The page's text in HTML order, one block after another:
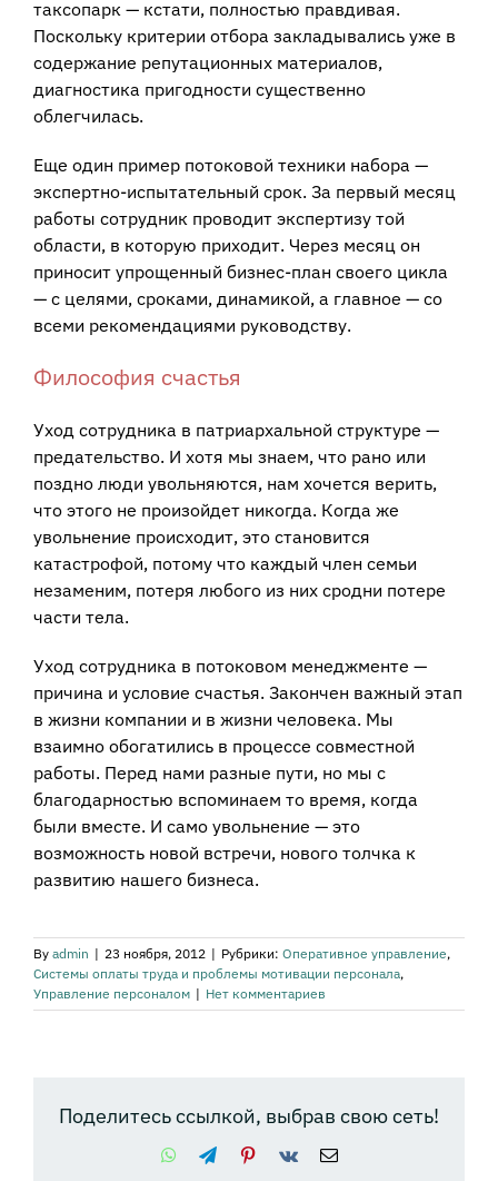
таксопарк — кстати, полностью правдивая.
Поскольку критерии отбора закладывались уже в
содержание репутационных материалов,
диагностика пригодности существенно
облегчилась.
Еще один пример потоковой техники набора —
экспертно-испытательный срок. За первый месяц
работы сотрудник проводит экспертизу той
области, в которую приходит. Через месяц он
приносит упрощенный бизнес-план своего цикла
— с целями, сроками, динамикой, а главное — со
всеми рекомендациями руководству.
Философия счастья
Уход сотрудника в патриархальной структуре —
предательство. И хотя мы знаем, что рано или
поздно люди увольняются, нам хочется верить,
что этого не произойдет никогда. Когда же
увольнение происходит, это становится
катастрофой, потому что каждый член семьи
незаменим, потеря любого из них сродни потере
части тела.
Уход сотрудника в потоковом менеджменте —
причина и условие счастья. Закончен важный этап
в жизни компании и в жизни человека. Мы
взаимно обогатились в процессе совместной
работы. Перед нами разные пути, но мы с
благодарностью вспоминаем то время, когда
были вместе. И само увольнение — это
возможность новой встречи, нового толчка к
развитию нашего бизнеса.
By admin | 23 ноября, 2012 | Рубрики: Оперативное управление,
Системы оплаты труда и проблемы мотивации персонала,
Управление персоналом | Нет комментариев
Поделитесь ссылкой, выбрав свою сеть!
WhatsApp
TelegramPinterest
Vk Email